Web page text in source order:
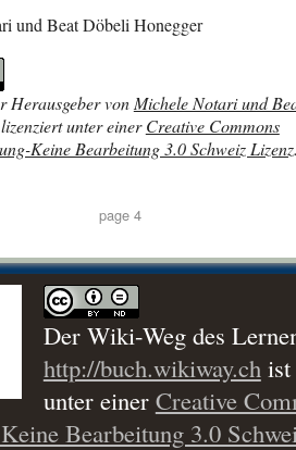
und Beat Döbeli Honegger
Herausgebervon Michele Notari und
unter einerCreative Commons
Keine Bearbeitung 3.0 Schweiz Lizenz
page 4
Der Wiki-Weg des
http://buch.wikiway.chist
unter einer Creative
Bearbeitung 3.0